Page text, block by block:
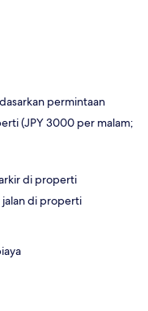
permintaan
(JPY 3000 per malam;
di properti
di properti